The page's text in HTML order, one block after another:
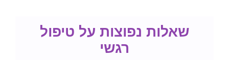
שאלות נפוצות על טיפול
רגשי